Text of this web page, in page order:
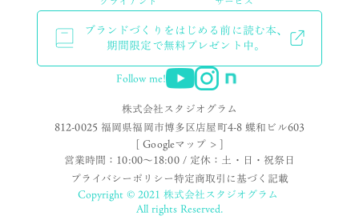
ブランドづくりをはじめる前に読む本、
期間限定で無料プレゼント中。
Follow me!
株式会社スタジオグラム
812-0025 福岡県福岡市博多区店屋町4-8 蝶和ビル603
[ Googleマップ > ]
営業時間：10:00〜18:00 / 定休：土・日・祝祭日
プライバシーポリシー特定商取引に基づく記載
Copyright © 2021 株式会社スタジオグラム
All rights Reserved.